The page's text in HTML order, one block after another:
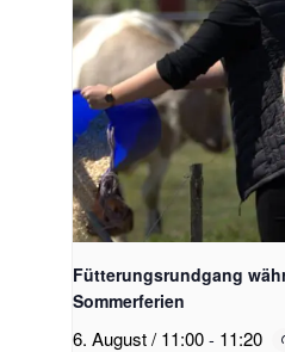
Fütterungsrundgang
Sommerferien
6. August / 11:00- 11:20